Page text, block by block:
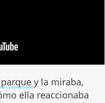
y la miraba,
ella reaccionaba